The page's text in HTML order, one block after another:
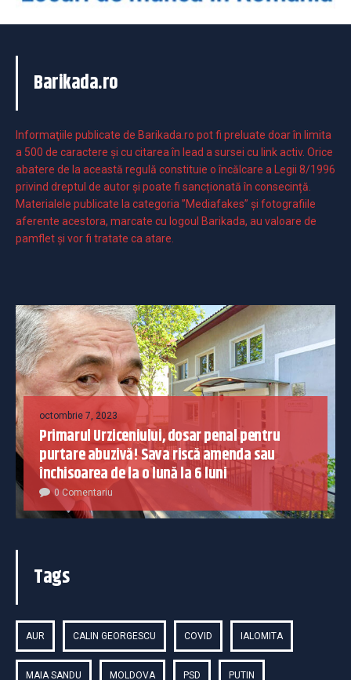
Barikada.ro
Informaţiile publicate de Barikada.ro pot fi preluate doar în limita
a 500 de caractere şi cu citarea în lead a sursei cu link activ. Orice
abatere de la această regulă constituie o încălcare a Legii 8/1996
privind dreptul de autor și poate fi sancționată în consecință.
Materialele publicate la categoria ”Mediafakes” și fotografiile
aferente acestora, marcate cu logoul Barikada, au valoare de
pamflet și vor fi tratate ca atare.
octombrie 7, 2023
Primarul Urziceniului, dosar penal pentru
purtare abuzivă! Sava riscă amenda sau
închisoarea de la o lună la 6 luni
0 Comentariu
Tags
AUR CALIN GEORGESCU COVID IALOMITA
MAIA SANDU MOLDOVA PSD PUTIN